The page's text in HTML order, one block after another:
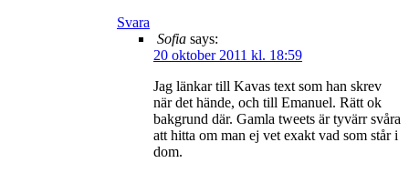
Svara
Sofia says:
20 oktober 2011 kl. 18:59
Jag länkar till Kavas text som han skrev
när det hände, och till Emanuel. Rätt ok
bakgrund där. Gamla tweets är tyvärr svåra
att hitta om man ej vet exakt vad som står i
dom.